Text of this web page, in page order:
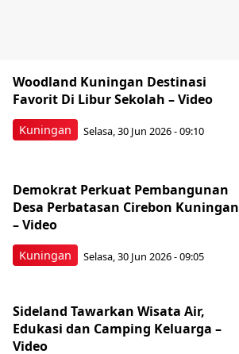
Kuningan
Woodland Kuningan Destinasi
Favorit Di Libur Sekolah – Video
Selasa, 30 Jun 2026 - 09:10
Kuningan
Demokrat Perkuat Pembangunan
Desa Perbatasan Cirebon Kuningan
– Video
Selasa, 30 Jun 2026 - 09:05
Sideland Tawarkan Wisata Air,
Edukasi dan Camping Keluarga –
Video